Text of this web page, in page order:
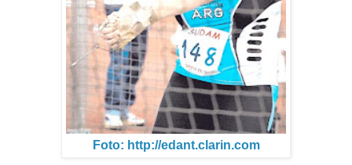
Foto: http://edant.clarin.com